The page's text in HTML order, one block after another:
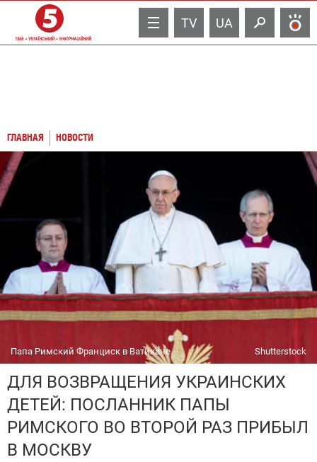
TV UA
ГЛАВНАЯ НОВОСТИ
Папа Римский Франциск в Ватикане Shutterstock
ДЛЯ ВОЗВРАЩЕНИЯ УКРАИНСКИХ
ДЕТЕЙ: ПОСЛАННИК ПАПЫ
РИМСКОГО ВО ВТОРОЙ РАЗ ПРИБЫЛ
В МОСКВУ